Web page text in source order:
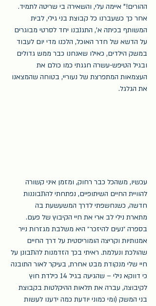
ההורים!" איימה עלי, והשאירה בי שריטה לתמיד.
אחר כך כשעברנו כל קבוצת בני גילי, לבית
המשותף בכיתה א', התגנבנו יחד לסרטי מבוגרים
על הדשא של חדר האוכל, הלכנו מדי יום לעבוד
במשק הילדים, כאילו שאנחנו כבר ממש גדולים
ובגיל הטיפש-עשרה חגגתי כמו כולם את
העצמאות המתפרצת של נעוריי, בטוחה שהמצאנו
את הגלגל.
עכשיו, משהכל כבר רחוק, ומזמן איני קשורה
להוויית החיים השיתופיים, נפתחתי להתבוננות
חדשה, כשנחשפתי לדרך המשעשעת בה
מתארת נילי לב ארי את חיי הקיבוץ של פעם.
בספרה ״נעים להיזכר״ היא משלבת מגזרות נייר
אמנותיות וקריצה הומוריסטית על דרך החיים
שהולכת ונעלמת. ראיתי בכך הזדמנות להתבונן על
חיי שלי מנקודת מבט אחרת, בעיקר לאור התובנה
כי דווקא נילי – שהגיעה בגיל 14 כילדת חוץ
לקיבוצה, עברה את תלאות ההיקלטות בקבוצת
בני המשק (ומי כמוני יודעת כמה ידענו לעשות